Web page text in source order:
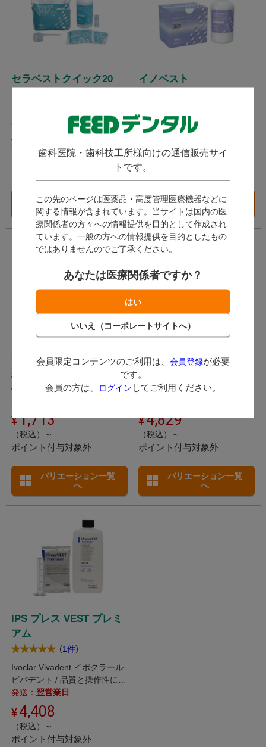
歯科医院・歯科技工所様向けの通信販売サイ
トです。
この先のページは医薬品・高度管理医療機器などに
関する情報が含まれています。当サイトは国内の医
療関係者の方々への情報提供を目的として作成され
ています。一般の方への情報提供を目的としたもの
ではありませんのでご了承ください。
あなたは医療関係者ですか？
会員限定コンテンツのご利用は、 会員登録が必要
です。
会員の方は、
ログイン してご利用ください。
セラベストクイック20
発送：
（税込）～
バリエーション一覧
へ
イノベスト
発送：翌営業日
（税込）～
ポイント付与対象外
バリエーション一覧
へ
セラベティ プレスベスト
(1件
松風 / プレス作業を効率よく正
確に行うための埋没材。
発送：
1,713
（税込）～
ポイント付与対象外
バリエーション一覧
へ
LiSi プレスベスト
(1件
ジーシー / 特殊な成分配合の埋
没材と界面活性剤を開発し、反
い修復物作製をサポートするプ
レス専用の埋没材です。
4,829
（税込）～
ポイント付与対象外
バリエーション一覧
へ
IPS プレス VEST プレミ
アム
(1件)
Ivoclar Vivadent イボクラール
ビバデント / 品質と操作性にこ
だわったプレスセラミックス用
リン酸塩系埋没材。 急速加熱
と標準加熱の両方に対応!
発送： 翌営業日
4,408
（税込）～
ポイント付与対象外